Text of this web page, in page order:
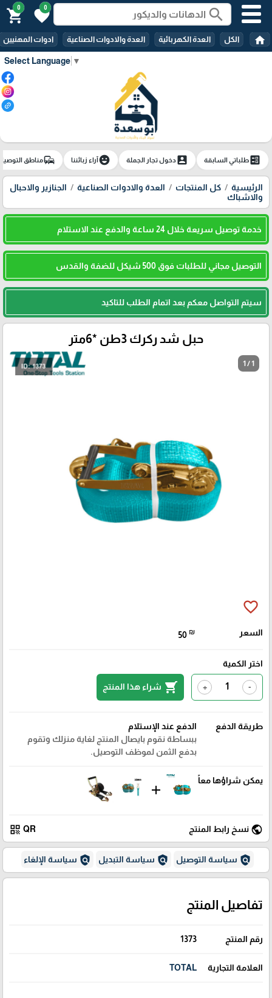
Select Language ▼
search
0
favorite
0
shopping_cart
home الكل العدة الكهربائية العدة والادوات الصناعية ادوات المهنيين
ballotطلباتي السابقة account_boxدخول تجار الجملة emoji_emotionsآراء زبائننا commuteمناطق
الرئيسية كل المنتجات العدة والادوات الصناعية
الجنازير والاحبال
والاشباك
خدمة توصيل سريعة خلال 24 ساعة والدفع عند الاستلام
التوصيل مجاني للطلبات فوق 500 شيكل للضفة والقدس
سيتم التواصل معكم بعد اتمام الطلب للتاكيد
حبل شد ركرك 3طن *6متر
1 / 1
favorite_border
السعر 50 ₪
اختر الكمية
-
+
shopping_cart شراء هذا المنتج
طريقة الدفع
الدفع عند الإستلام
ببساطة نقوم بايصال المنتج لغاية منزلك وتقوم
بدفع الثمن لموظف التوصيل.
يمكن شراؤها معاً
add
public نسخ رابط المنتج QR
qr_code
policy سياسة التوصيل policy سياسة التبديل policy سياسة الإلغاء
تفاصيل المنتج
رقم المنتج 1373
العلامة التجارية TOTAL